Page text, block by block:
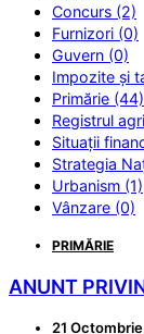
Concurs (2)
Furnizori (0)
Guvern (0)
Impozite și
Primărie (44)
Registrul
Situații
Strategia
Urbanism (1)
Vânzare (0)
PRIMĂRIE
ANUNT
21